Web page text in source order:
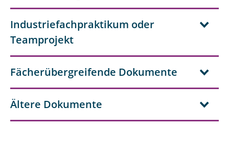
Nachhaltige Energiesysteme und
Elektromobilität | Bachelor NEEMO
Physik | 1-Fach-Bachelor Physik
Physik | Master Physik
Elektromobilität | Master EMOB
Industriefachpraktikum oder
Teamprojekt
Fächerübergreifende Dokumente
Ältere Dokumente